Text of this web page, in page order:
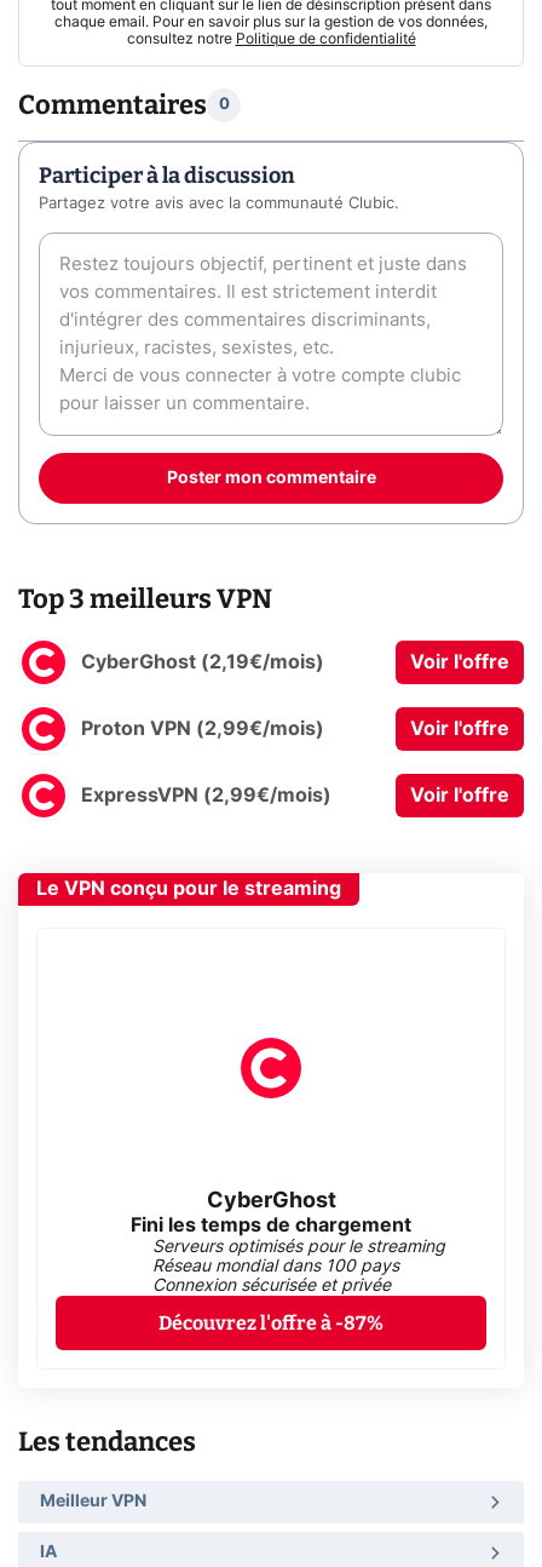
tout moment en cliquant sur le lien de désinscription présent dans
chaque email. Pour en savoir plus sur la gestion de vos données,
consultez notre Politique de confidentialité
Commentaires 0
Participer à la discussion
Partagez votre avis avec la communauté Clubic.
Poster mon commentaire
Top 3 meilleurs VPN
CyberGhost (2,19€/mois) Voir l'offre
Proton VPN (2,99€/mois) Voir l'offre
ExpressVPN (2,99€/mois) Voir l'offre
Le VPN conçu pour le streaming
CyberGhost
Fini les temps de chargement
Serveurs optimisés pour le streaming
Réseau mondial dans 100 pays
Connexion sécurisée et privée
Découvrez l'offre à -87%
Les tendances
Meilleur VPN
IA